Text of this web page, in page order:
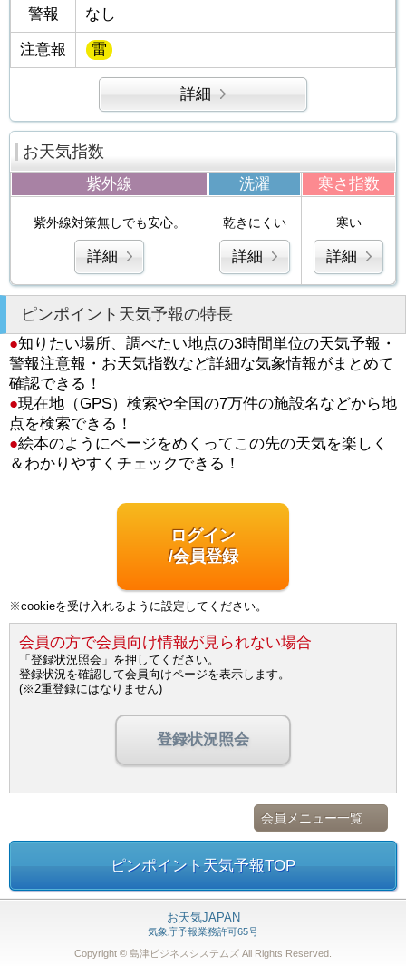
警報 なし
注意報 雷
詳細
お天気指数
紫外線 洗濯 寒さ指数
紫外線対策無しでも安心。
詳細
乾きにくい
詳細
寒い
詳細
ピンポイント天気予報の特長
●知りたい場所、調べたい地点の3時間単位の天気予報・
警報注意報・お天気指数など詳細な気象情報がまとめて
確認できる！
●現在地（GPS）検索や全国の7万件の施設名などから地
点を検索できる！
●絵本のようにページをめくってこの先の天気を楽しく
＆わかりやすくチェックできる！
ログイン
/会員登録
※cookieを受け入れるように設定してください。
会員の方で会員向け情報が見られない場合
「登録状況照会」を押してください。
登録状況を確認して会員向けページを表示します。
(※2重登録にはなりません)
登録状況照会
会員メニュー一覧
ピンポイント天気予報TOP
お天気JAPAN
気象庁予報業務許可65号
Copyright © 島津ビジネスシステムズ All Rights Reserved.